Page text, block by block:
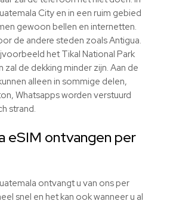
City en in een ruim gebied
gewoon bellen en internetten.
de andere steden zoals Antigua.
het Tikal National Park
zal de dekking minder zijn. Aan de
alleen in sommige delen,
Whatsapps worden verstuurd
strand.
eSIM ontvangen per
ontvangt u van ons per
snel en het kan ook wanneer u al